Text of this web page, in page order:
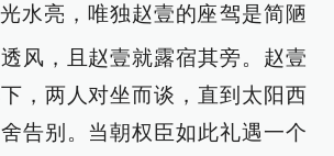
水亮，唯独赵壹的座驾是简陋
风，且赵壹就露宿其旁。赵壹
，两人对坐而谈，直到太阳西
告别。当朝权臣如此礼遇一个